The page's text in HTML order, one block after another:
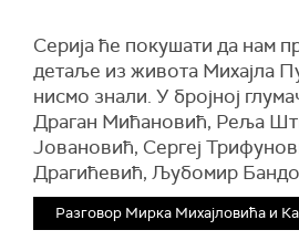
Серија ће покушати да нам
детаље из живота Михајла
нисмо знали. У бројној
Драган Мићановић, Реља
Јовановић, Сергеј
Драгићевић, Љубомир
Разговор Мирка Михајловића и